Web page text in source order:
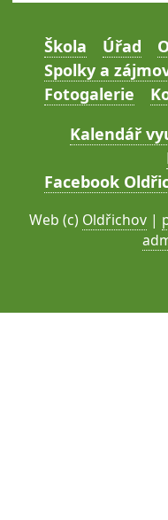
Škola Úřad
Spolky a
Fotogalerie
Kalendář
Facebook
Web (c) Oldřichov |